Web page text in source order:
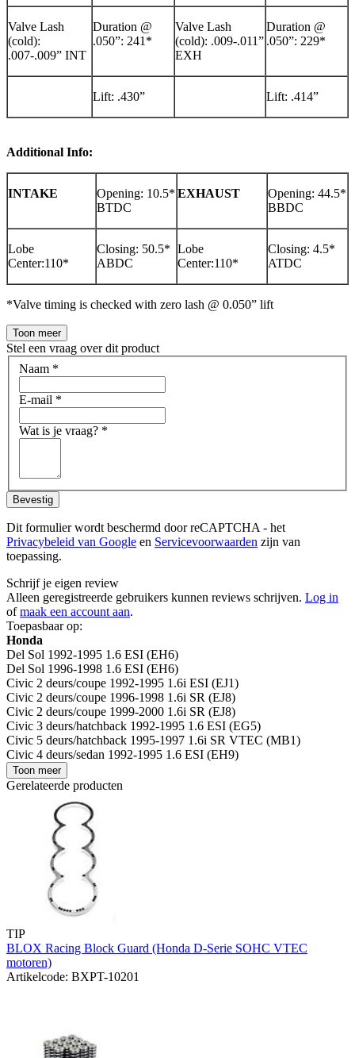
Valve Lash
(cold):
.007-.009” INT
Duration @
.050”: 241*
Valve Lash
(cold): .009-.011”
EXH
Duration @
.050”: 229*
Lift: .430” Lift: .414”
Additional Info:
INTAKE
Opening: 10.5*
BTDC
EXHAUST
Opening: 44.5*
BBDC
Lobe
Center:110*
Closing: 50.5*
ABDC
Lobe
Center:110*
Closing: 4.5*
ATDC
*Valve timing is checked with zero lash @ 0.050” lift
Toon meer
Stel een vraag over dit product
Naam *
E-mail *
Wat is je vraag? *
Bevestig
Dit formulier wordt beschermd door reCAPTCHA - het
Privacybeleid van Google en Servicevoorwaarden zijn van
toepassing.
Schrijf je eigen review
Alleen geregistreerde gebruikers kunnen reviews schrijven. Log in
ofmaak een account aan.
Toepasbaar op:
Honda
Del Sol 1992-1995 1.6 ESI (EH6)
Del Sol 1996-1998 1.6 ESI (EH6)
Civic 2 deurs/coupe 1992-1995 1.6i ESI (EJ1)
Civic 2 deurs/coupe 1996-1998 1.6i SR (EJ8)
Civic 2 deurs/coupe 1999-2000 1.6i SR (EJ8)
Civic 3 deurs/hatchback 1992-1995 1.6 ESI (EG5)
Civic 5 deurs/hatchback 1995-1997 1.6i SR VTEC (MB1)
Civic 4 deurs/sedan 1992-1995 1.6 ESI (EH9)
Toon meer
Gerelateerde producten
TIP
BLOX Racing Block Guard (Honda D-Serie SOHC VTEC
motoren)
Artikelcode: BXPT-10201